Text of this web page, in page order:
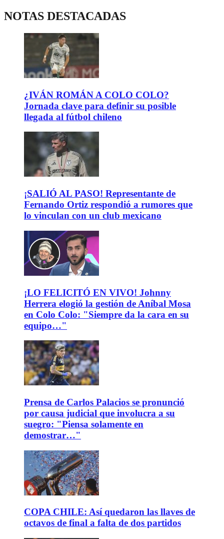
NOTAS DESTACADAS
¿IVÁN ROMÁN A COLO COLO?
Jornada clave para definir su posible
llegada al fútbol chileno
¡SALIÓ AL PASO! Representante de
Fernando Ortiz respondió a rumores que
lo vinculan con un club mexicano
¡LO FELICITÓ EN VIVO! Johnny
Herrera elogió la gestión de Aníbal Mosa
en Colo Colo: "Siempre da la cara en su
equipo…"
Prensa de Carlos Palacios se pronunció
por causa judicial que involucra a su
suegro: "Piensa solamente en
demostrar…"
COPA CHILE: Así quedaron las llaves de
octavos de final a falta de dos partidos